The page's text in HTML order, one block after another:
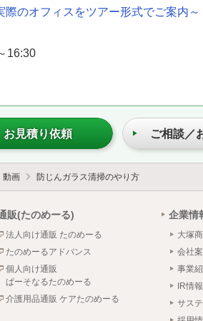
際のオフィスをツアー形式でご案内～
16:30
お見積り依頼 ご相談／
動画 防じんガラス清掃のやり方
販(たのめーる)
法人向け通販 たのめーる
たのめーるアドバンス
個人向け通販
ぱーそなるたのめーる
介護用品通販 ケアたのめーる
企業情
大塚
会社
事業
IR情報
サス